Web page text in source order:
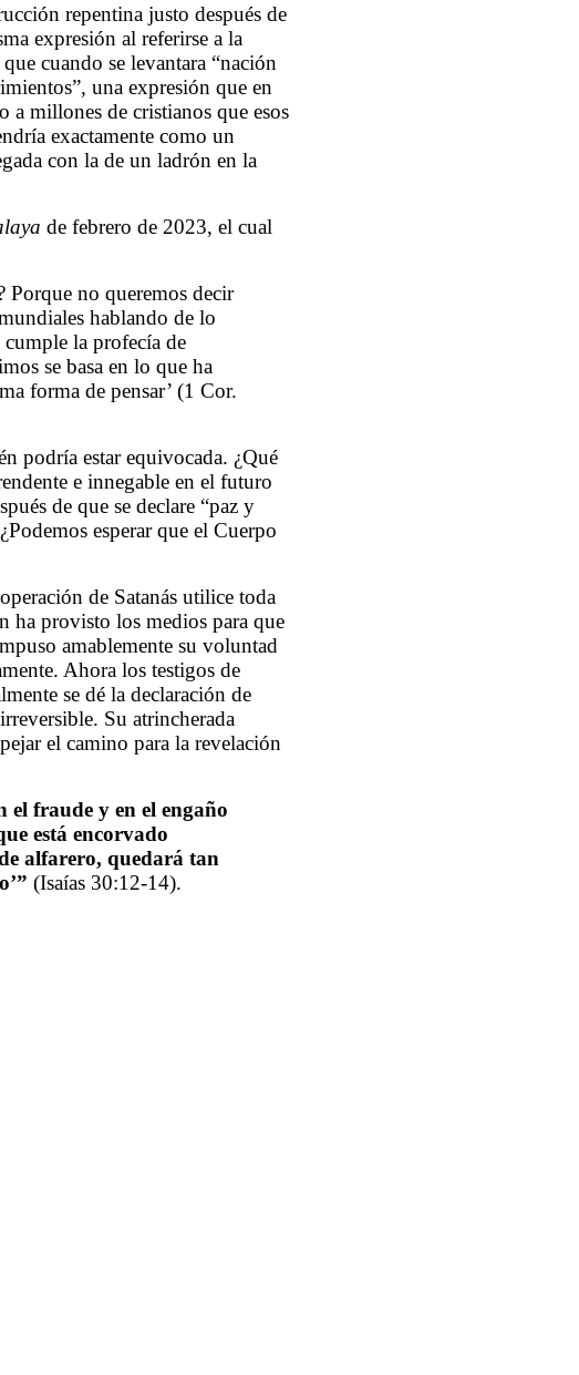
repentina justo después de
expresión al referirse a la
cuando se levantara “nación
una expresión que en
millones de cristianos que esos
exactamente como un
con la de un ladrón en la
de febrero de 2023, el cual
Porque no queremos decir
hablando de lo
la profecía de
se basa en lo que ha
forma de pensar’ (1 Cor.
podría estar equivocada. ¿Qué
e innegable en el futuro
de que se declare “paz y
esperar que el Cuerpo
de Satanás utilice toda
ha provisto los medios para que
amablemente su voluntad
Ahora los testigos de
se dé la declaración de
Su atrincherada
el camino para la revelación
el fraude y en el engaño
está encorvado
alfarero, quedará tan
(Isaías 30:12-14).